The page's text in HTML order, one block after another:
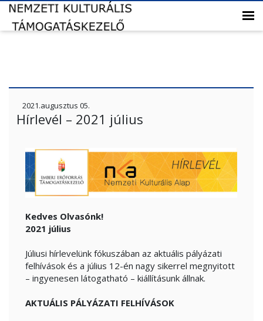
2021.augusztus 05.
Hírlevél – 2021 július
Kedves Olvasónk!
2021 július
Júliusi hírlevelünk fókuszában az aktuális pályázati
felhívások és a július 12-én nagy sikerrel megnyitott
– ingyenesen látogatható – kiállításunk állnak.
AKTUÁLIS PÁLYÁZATI FELHÍVÁSOK